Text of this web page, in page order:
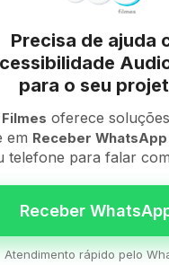
Portfólio
Contato
Precisa de ajuda
para o seu
Filmes oferece
em Receber WhatsApp
telefone para falar
Atendimento rápido pelo